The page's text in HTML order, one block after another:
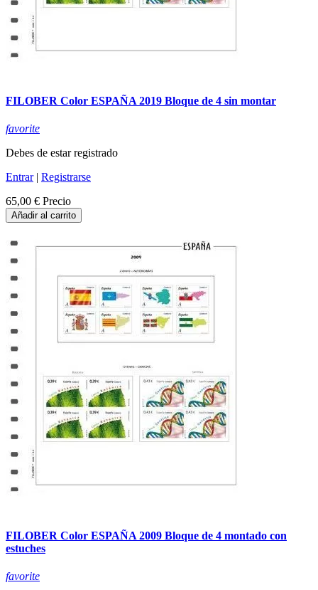
FILOBER Color ESPAÑA 2019 Bloque de 4 sin montar
favorite
Debes de estar registrado
Entrar| Registrarse
65,00 € Precio
Añadir al carrito
FILOBER Color ESPAÑA 2009 Bloque de 4 montado con
estuches
favorite